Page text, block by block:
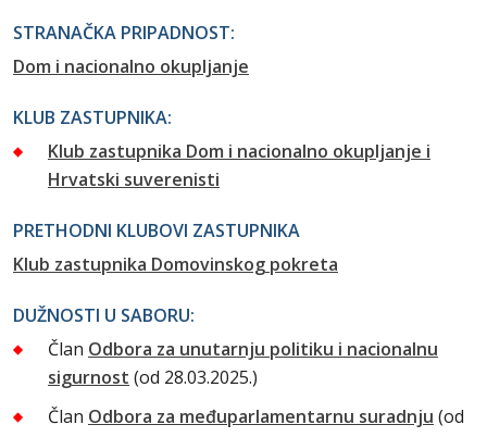
STRANAČKA PRIPADNOST:
Dom i nacionalno okupljanje
KLUB ZASTUPNIKA:
Klub zastupnika Dom i nacionalno okupljanje i
Hrvatski suverenisti
PRETHODNI KLUBOVI ZASTUPNIKA
Klub zastupnika Domovinskog pokreta
DUŽNOSTI U SABORU:
Član Odbora za unutarnju politiku i nacionalnu
sigurnost (od 28.03.2025.)
Član Odbora za međuparlamentarnu suradnju (od